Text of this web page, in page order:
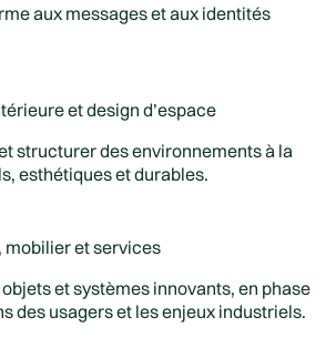
aux messages et aux identités
et design d’espace
structurer des environnements à la
esthétiques et durables.
mobilier et services
et systèmes innovants, en phase
des usagers et les enjeux industriels.